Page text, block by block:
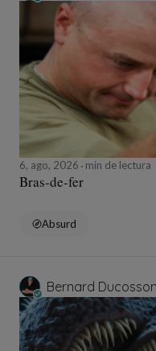
6, ago, 2026 min de lectura
Bras-de-fer
Absurd
Bernard Ducosson